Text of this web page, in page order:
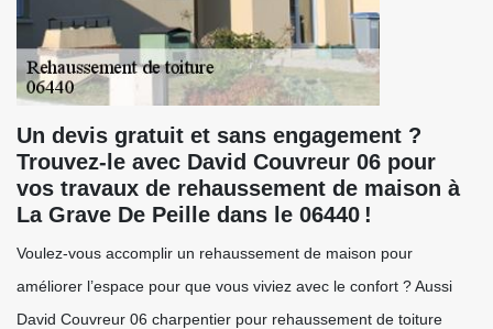
Un devis gratuit et sans engagement ?
Trouvez-le avec David Couvreur 06 pour
vos travaux de rehaussement de maison à
La Grave De Peille dans le 06440 !
Voulez-vous accomplir un rehaussement de maison pour
améliorer l’espace pour que vous viviez avec le confort ? Aussi
David Couvreur 06 charpentier pour rehaussement de toiture